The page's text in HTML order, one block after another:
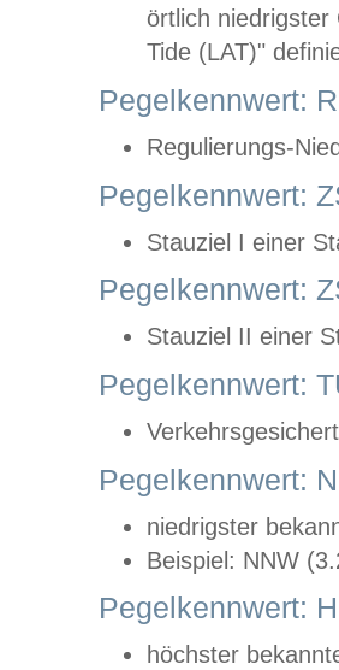
örtlich
Tide (LAT)"
Pegelkennwert:
Regulierungs-
Pegelkennwert:
Stauziel I einer
Pegelkennwert:
Stauziel II einer
Pegelkennwert:
Pegelkennwert:
niedrigster
Beispiel: NNW
Pegelkennwert:
höchster